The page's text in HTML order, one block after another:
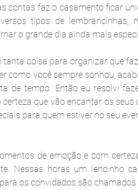
contas faz o casamento ficar
tipos de lembrancinhas,
o grande dia ainda mais
coisa para organizar que
como você sempre sonhou,
de tempo. Então eu resolvi
certeza que vão encantar os
para quem estiver no seu
de emoção e com
Nessas horas um lencinho
os convidados são chamados